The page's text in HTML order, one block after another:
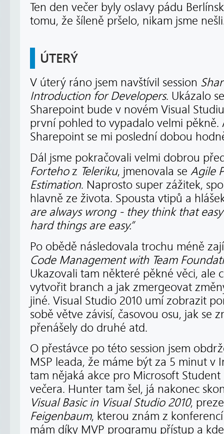
Ten den večer byly oslavy pádu
tomu, že šíleně pršelo, nikam jsme
ÚTERÝ
V úterý ráno jsem navštívil session
Introduction for Developers. Ukázalo
Sharepoint bude v novém Visual
první pohled to vypadalo velmi pěkně.
Sharepoint se mi poslední dobou
Dál jsme pokračovali velmi dobrou
Fortehoz Teleriku, jmenovala se Agile
Estimation. Naprosto super zážitek,
hlavně ze života. Spousta vtipů a
are always wrong - they think that
hard things are easy.”
Po obědě následovala trochu méně
Code Management with Team
Ukazovali tam některé pěkné věci, ale
vytvořit branch a jak zmergeovat
jiné. Visual Studio 2010 umí zobrazit
sobě větve závisí, časovou osu, jak se
přenášely do druhé atd.
O přestávce po této session jsem
MSP leada, že máme být za 5 minut v
tam nějaká akce pro Microsoft
večera. Hunter tam šel, já nakonec
Visual Basic in Visual Studio 2010,
Feigenbaum, kterou znám z
mám díky MVP programu přístup a